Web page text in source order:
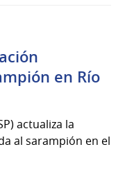
en Río
actualiza la
al sarampión en el